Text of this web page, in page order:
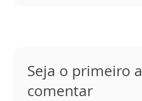
Seja o primeiro a
comentar